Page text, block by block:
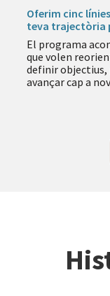
Oferim cinc
teva trajectòria
El programa
que volen
definir objectius,
avançar cap a